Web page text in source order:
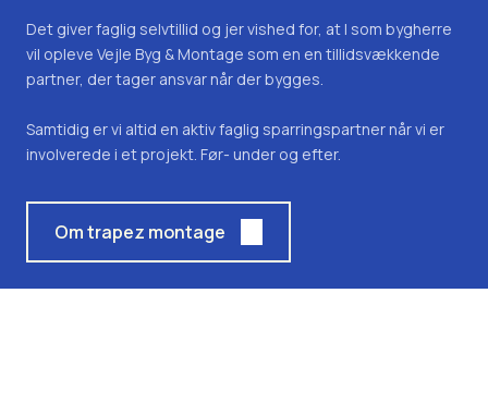
Det giver faglig selvtillid og jer vished for, at I som bygherre
vil opleve Vejle Byg & Montage som en en tillidsvækkende
partner, der tager ansvar når der bygges.
Samtidig er vi altid en aktiv faglig sparringspartner når vi er
involverede i et projekt. Før- under og efter.
Om trapez montage